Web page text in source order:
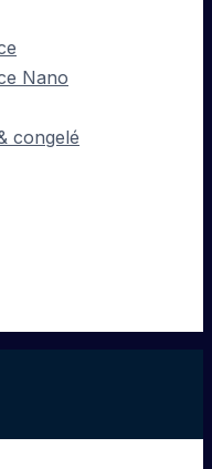
Nano
congelé